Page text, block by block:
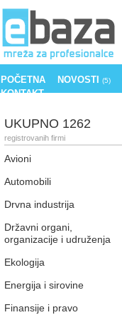
POČETNA NOVOSTI (5)
KONTAKT
UKUPNO 1262
registrovanih firmi
Avioni
Automobili
Drvna industrija
Državni organi,
organizacije i udruženja
Ekologija
Energija i sirovine
Finansije i pravo